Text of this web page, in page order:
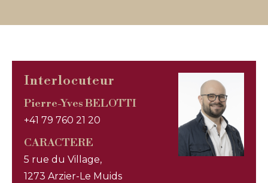
Interlocuteur
Pierre-Yves BELOTTI
+41 79 760 21 20
CARACTERE
5 rue du Village,
1273 Arzier-Le Muids